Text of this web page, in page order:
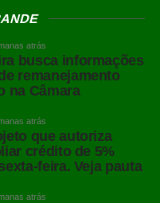
atrás
busca informações
remanejamento
na Câmara
atrás
que autoriza
crédito de 5%
feira. Veja pauta
atrás